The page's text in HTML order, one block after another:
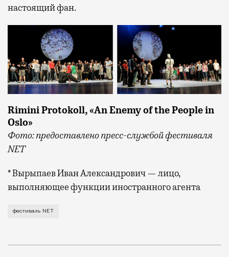
настоящий фан.
Rimini Protokoll, «An Enemy of the People in
Oslo»
Фото: предоставлено пресс-службой фестиваля
NET
* Вырыпаев Иван Александрович — лицо,
выполняющее функции иностранного агента
фестиваль NET